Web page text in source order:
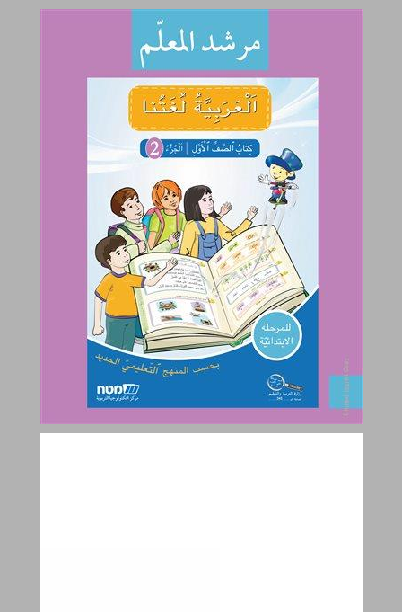
العربيّة لغتنا للصفّ الأوّل مرشد المعلّم الجزء الثاني ... 0